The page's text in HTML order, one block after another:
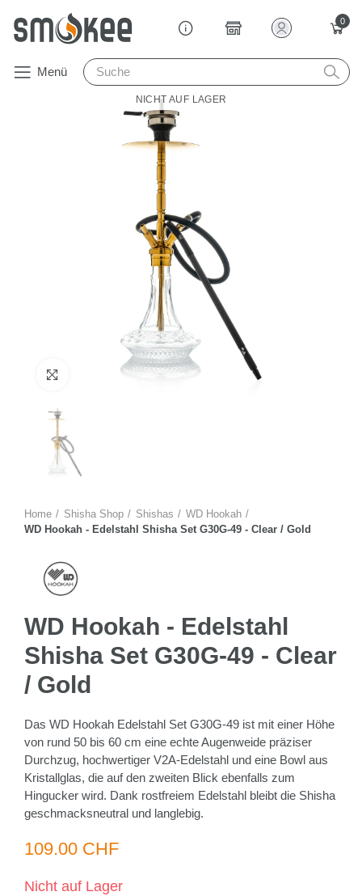
0
Menü
NICHT AUF LAGER
Zum Vergrössern anklicken
Home Shisha Shop Shishas
WD Hookah
WD Hookah - Edelstahl Shisha Set G30G-49 - Clear / Gold
WD Hookah - Edelstahl
Shisha Set G30G-49 - Clear
/ Gold
Das WD Hookah Edelstahl Set G30G-49 ist mit einer Höhe
von rund 50 bis 60 cm eine echte Augenweide präziser
Durchzug, hochwertiger V2A-Edelstahl und eine Bowl aus
Kristallglas, die auf den zweiten Blick ebenfalls zum
Hingucker wird. Dank rostfreiem Edelstahl bleibt die Shisha
geschmacksneutral und langlebig.
109.00 CHF
Nicht auf Lager